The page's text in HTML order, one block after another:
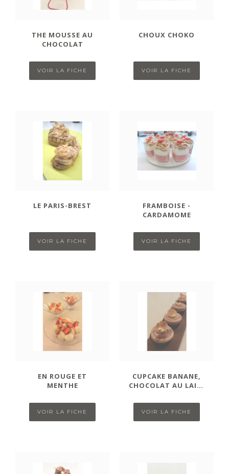
THE MOUSSE AU
CHOCOLAT
VOIR LA FICHE
CHOUX CHOKO
VOIR LA FICHE
LE PARIS-BREST
VOIR LA FICHE
FRAMBOISE -
CARDAMOME
VOIR LA FICHE
EN ROUGE ET
MENTHE
VOIR LA FICHE
CUPCAKE BANANE,
CHOCOLAT AU LAIT,
VOIR LA FICHE